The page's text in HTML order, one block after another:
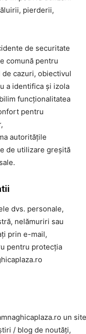
pierderii,
de securitate
comună pentru
cazuri, obiectivul
a identifica și izola
funcționalitatea
pentru
autoritățile
de utilizare greșită
dvs. personale,
nelămuriri sau
prin e-mail,
pentru protecția
un site
/ blog de noutăți,